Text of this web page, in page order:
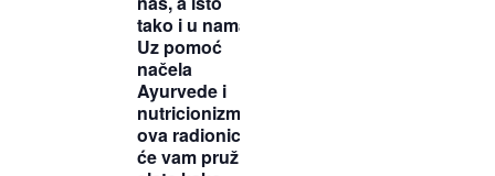
tako i u nama.
Uz pomoć
načela
Ayurvede i
nutricionizma,
ova radionica
će vam pružiti